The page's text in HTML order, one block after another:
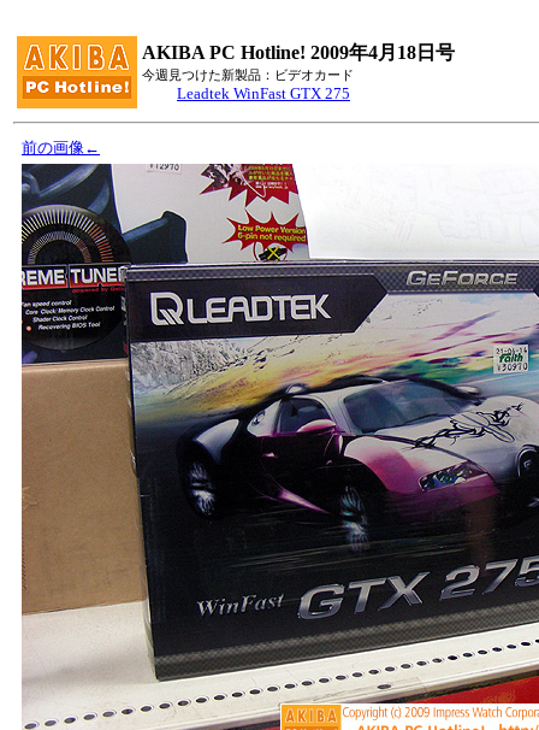
AKIBA PC Hotline! 2009年4月18日号
今週見つけた新製品：ビデオカード
Leadtek WinFast GTX 275
前の画像←